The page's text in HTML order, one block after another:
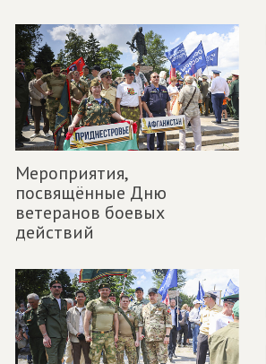
Мероприятия,
посвящённые Дню
ветеранов боевых
действий